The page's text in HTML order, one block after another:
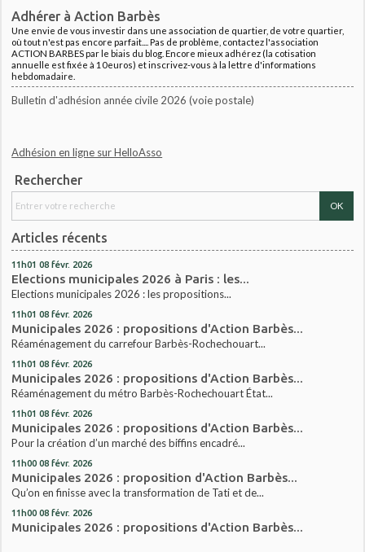
Adhérer à Action Barbès
Une envie de vous investir dans une association de quartier, de votre quartier,
où tout n'est pas encore parfait.... Pas de problème, contactez l'association
ACTION BARBES par le biais du blog. Encore mieux adhérez (la cotisation
annuelle est fixée à 10euros) et inscrivez-vous à la lettre d'informations
hebdomadaire.
Bulletin d'adhésion année civile 2026 (voie postale)
Adhésion en ligne sur HelloAsso
Rechercher
Articles récents
11h01 08 févr. 2026
Elections municipales 2026 à Paris : les...
Elections municipales 2026 : les propositions...
11h01 08 févr. 2026
Municipales 2026 : propositions d'Action Barbès...
Réaménagement du carrefour Barbès-Rochechouart...
11h01 08 févr. 2026
Municipales 2026 : propositions d'Action Barbès...
Réaménagement du métro Barbès-Rochechouart État...
11h01 08 févr. 2026
Municipales 2026 : propositions d'Action Barbès...
Pour la création d’un marché des biffins encadré...
11h00 08 févr. 2026
Municipales 2026 : proposition d'Action Barbès...
Qu’on en finisse avec la transformation de Tati et de...
11h00 08 févr. 2026
Municipales 2026 : propositions d'Action Barbès...